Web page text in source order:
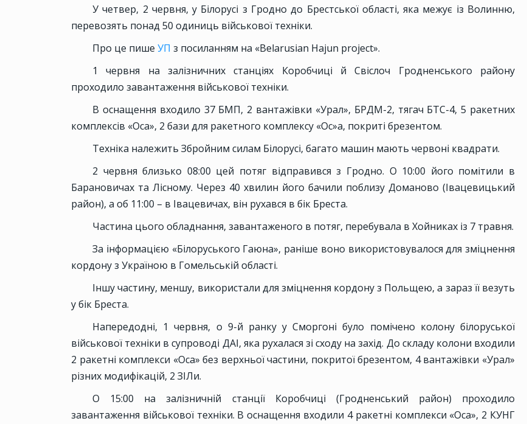
У четвер, 2 червня, у Білорусі з Гродно до Брестської області, яка межує із Волинню,
перевозять понад 50 одиниць військової техніки.
Про це пише УП з посиланням на «Belarusian Hajun project».
1 червня на залізничних станціях Коробчиці й Свіслоч Гродненського району
проходило завантаження військової техніки.
В оснащення входило 37 БМП, 2 вантажівки «Урал», БРДМ-2, тягач БТС-4, 5 ракетних
комплексів «Оса», 2 бази для ракетного комплексу «Ос»а, покриті брезентом.
Техніка належить Збройним силам Білорусі, багато машин мають червоні квадрати.
2 червня близько 08:00 цей потяг відправився з Гродно. О 10:00 його помітили в
Барановичах та Лісному. Через 40 хвилин його бачили поблизу Доманово (Івацевицький
район), а об 11:00 – в Івацевичах, він рухався в бік Бреста.
Частина цього обладнання, завантаженого в потяг, перебувала в Хойниках із 7 травня.
За інформацією «Білоруського Гаюна», раніше воно використовувалося для зміцнення
кордону з Україною в Гомельській області.
Іншу частину, меншу, використали для зміцнення кордону з Польщею, а зараз її везуть
у бік Бреста.
Напередодні, 1 червня, о 9-й ранку у Сморгоні було помічено колону білоруської
військової техніки в супроводі ДАІ, яка рухалася зі сходу на захід. До складу колони входили
2 ракетні комплекси «Оса» без верхньої частини, покритої брезентом, 4 вантажівки «Урал»
різних модифікацій, 2 ЗІЛи.
О 15:00 на залізничній станції Коробчиці (Гродненський район) проходило
завантаження військової техніки. В оснащення входили 4 ракетні комплекси «Оса», 2 КУНГ